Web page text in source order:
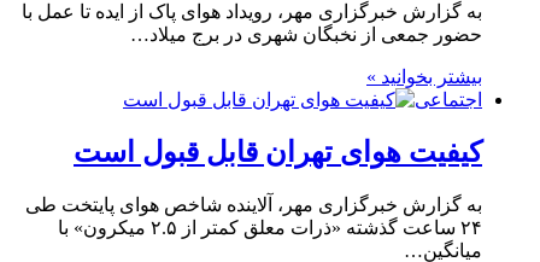
به گزارش خبرگزاری مهر، رویداد هوای پاک از ایده تا عمل با
حضور جمعی از نخبگان شهری در برج میلاد…
بیشتر بخوانید »
اجتماعی
کیفیت هوای تهران قابل قبول است
به گزارش خبرگزاری مهر، آلاینده شاخص هوای پایتخت طی
۲۴ ساعت گذشته «ذرات معلق کمتر از ۲.۵ میکرون» با
میانگین…